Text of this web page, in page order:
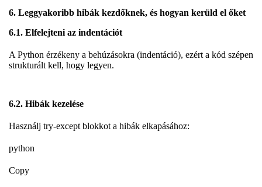
6. Leggyakoribb hibák kezdőknek, és hogyan kerüld el őket
6.1. Elfelejteni az indentációt
A Python érzékeny a behúzásokra (indentáció), ezért a kód szépen
strukturált kell, hogy legyen.
6.2. Hibák kezelése
Használj try-except blokkot a hibák elkapásához:
python
Copy